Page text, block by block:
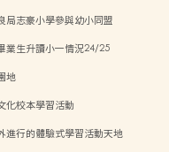
局志豪小學參與幼小同盟
業生升讀小一情況24/25
地
化校本學習活動
進行的體驗式學習活動天地